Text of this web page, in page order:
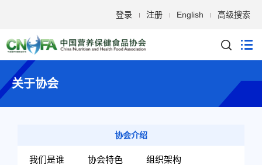
登录 注册 English 高级搜索
关于协会
协会介绍
我们是谁 协会特色 组织架构